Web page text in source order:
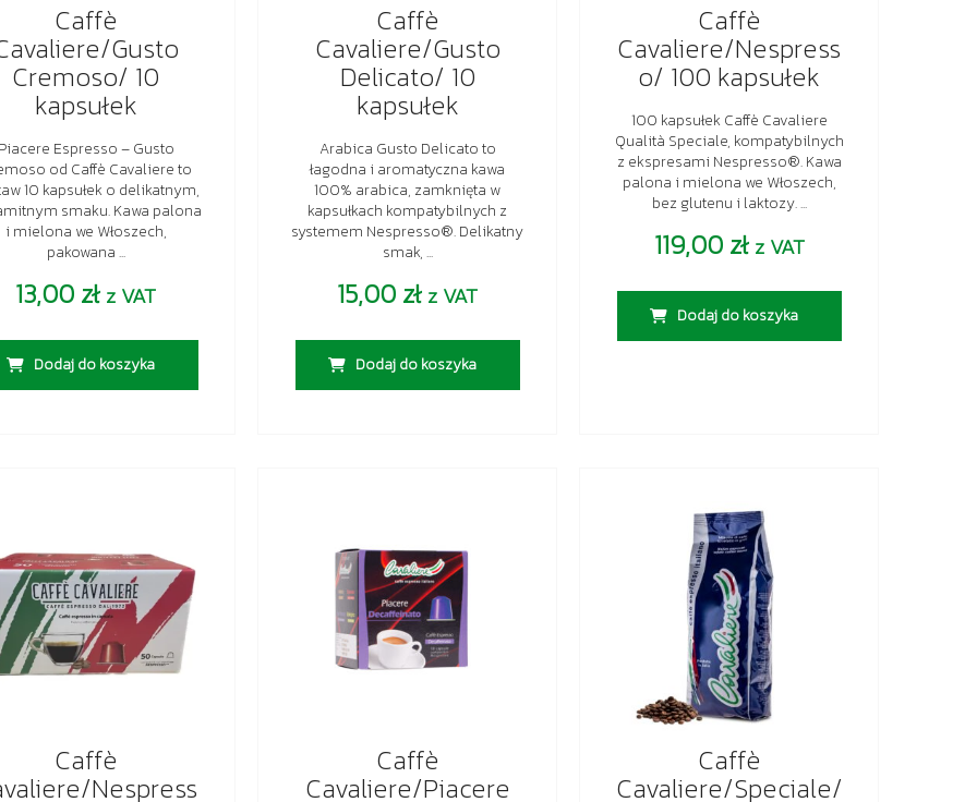
Caffè
Gusto
Cremoso/ 10
kapsułek
Espresso – Gusto
od Caffè Cavaliere to
10 kapsułek o delikatnym,
smaku. Kawa palona
i mielona we Włoszech,
pakowana ...
13,00 zł z VAT
Dodaj do koszyka
Caffè
Cavaliere/Gusto
Delicato/ 10
kapsułek
Arabica Gusto Delicato to
łagodna i aromatyczna kawa
100% arabica, zamknięta w
kapsułkach kompatybilnych z
systemem Nespresso®. Delikatny
smak, ...
15,00 zł z VAT
Dodaj do koszyka
Caffè
Cavaliere/Nespress
o/ 100 kapsułek
100 kapsułek Caffè Cavaliere
Qualità Speciale, kompatybilnych
z ekspresami Nespresso®. Kawa
palona i mielona we Włoszech,
bez glutenu i laktozy. ...
119,00 zł z VAT
Dodaj do koszyka
Caffè
Nespress
Caffè
Cavaliere/Piacere
Caffè
Cavaliere/Speciale/